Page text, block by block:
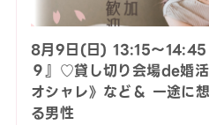
8月9日(日) 13:15〜
９』♡貸し切り会場de婚
オシャレ》など＆ 一途に
る男性